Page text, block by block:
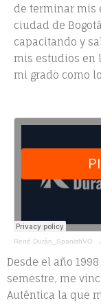
de terminar mis
ciudad de
capacitando y
mis estudios en
mi grado como
René Durán_SpanishVO ·
Desde el año
semestre, me
Auténtica la que